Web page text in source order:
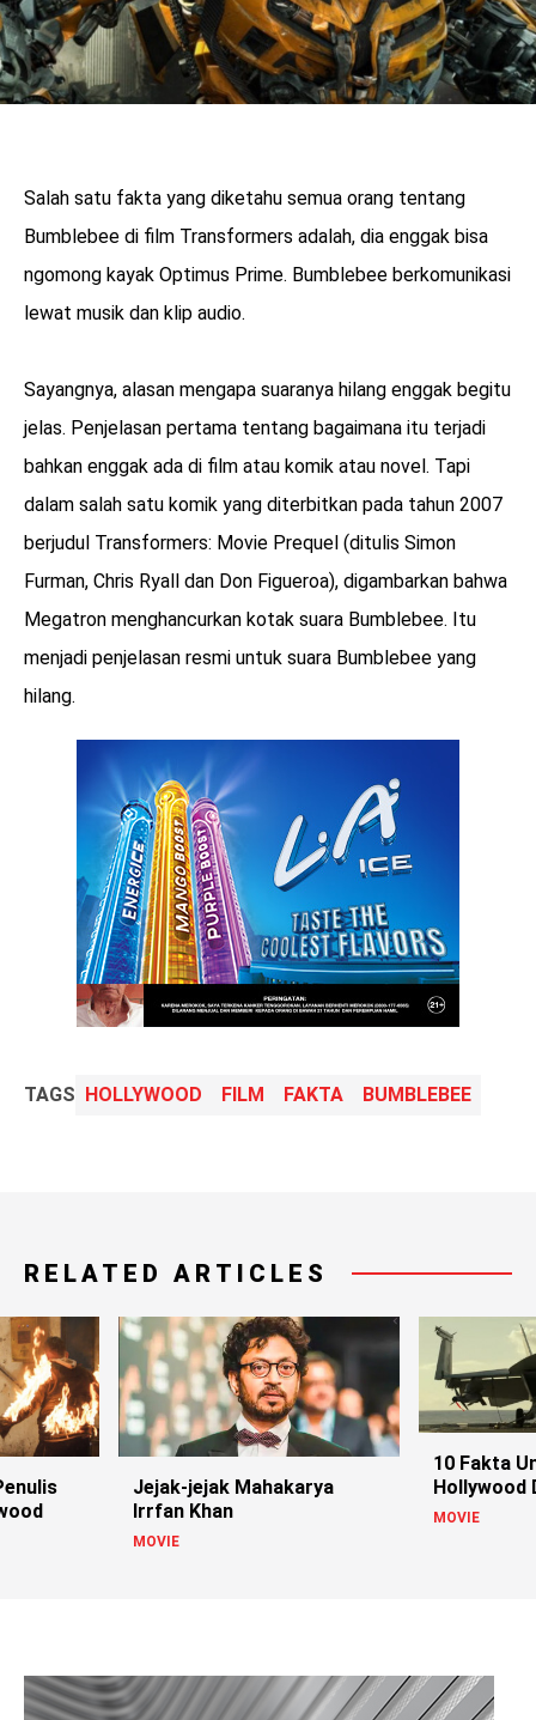
Salah satu fakta yang diketahu semua orang tentang
Bumblebee di film Transformers adalah, dia enggak bisa
ngomong kayak Optimus Prime. Bumblebee berkomunikasi
lewat musik dan klip audio.
Sayangnya, alasan mengapa suaranya hilang enggak begitu
jelas. Penjelasan pertama tentang bagaimana itu terjadi
bahkan enggak ada di film atau komik atau novel. Tapi
dalam salah satu komik yang diterbitkan pada tahun 2007
berjudul Transformers: Movie Prequel (ditulis Simon
Furman, Chris Ryall dan Don Figueroa), digambarkan bahwa
Megatron menghancurkan kotak suara Bumblebee. Itu
menjadi penjelasan resmi untuk suara Bumblebee yang
hilang.
TAGS HOLLYWOOD FILM FAKTA BUMBLEBEE
RELATED ARTICLES
Jejak-jejak Mahakarya
Irrfan Khan
MOVIE
10 Fakta
Hollywood
MOVIE